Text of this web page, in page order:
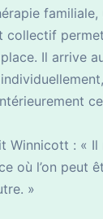
familiale,
collectif
Il arrive
ce
Winnicott : « Il
où l’on peut
»